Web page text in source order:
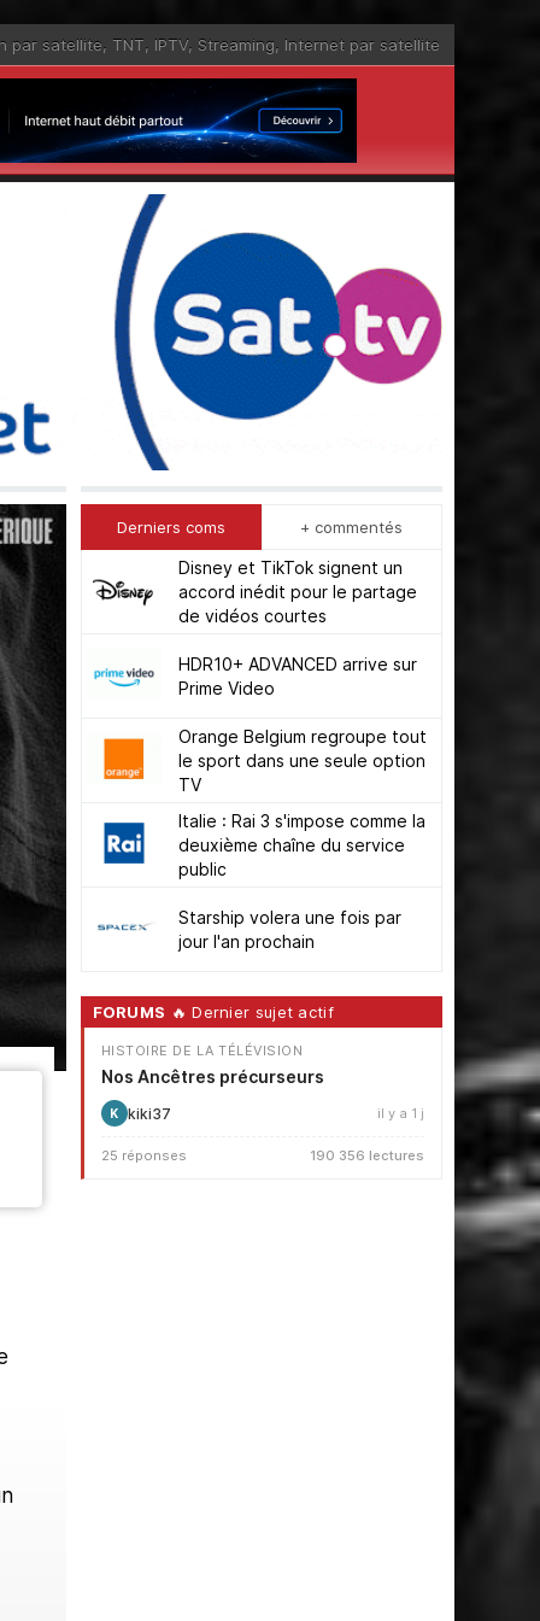
par satellite, TNT, IPTV, Streaming, Internet par satellite
Derniers coms + commentés
Disney et TikTok signent un
accord inédit pour le partage
de vidéos courtes
HDR10+ ADVANCED arrive sur
Prime Video
Orange Belgium regroupe tout
le sport dans une seule option
TV
Italie : Rai 3 s'impose comme la
deuxième chaîne du service
public
Starship volera une fois par
jour l'an prochain
FORUMS 🔥 Dernier sujet actif
HISTOIRE DE LA TÉLÉVISION
Nos Ancêtres précurseurs
K kiki37 il y a 1 j
25 réponses 190 356 lectures